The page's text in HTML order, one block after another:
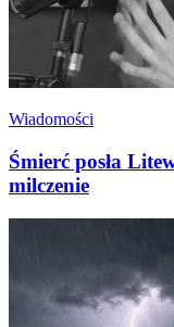
Wiadomości
Śmierć posła
milczenie